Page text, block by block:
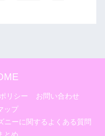
リシー
お問い合わせ
ップ
ニーに関するよくある質問